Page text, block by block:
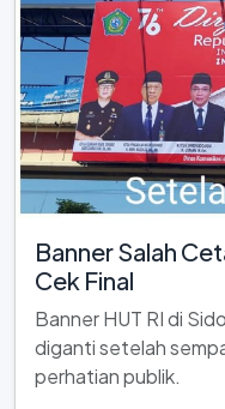
Banner Salah
Cek Final
Banner HUT RI di
diganti setelah
perhatian publik.